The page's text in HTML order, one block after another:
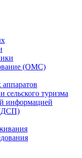
(ОМС)
сельского туризма
информацией
(ДСП)